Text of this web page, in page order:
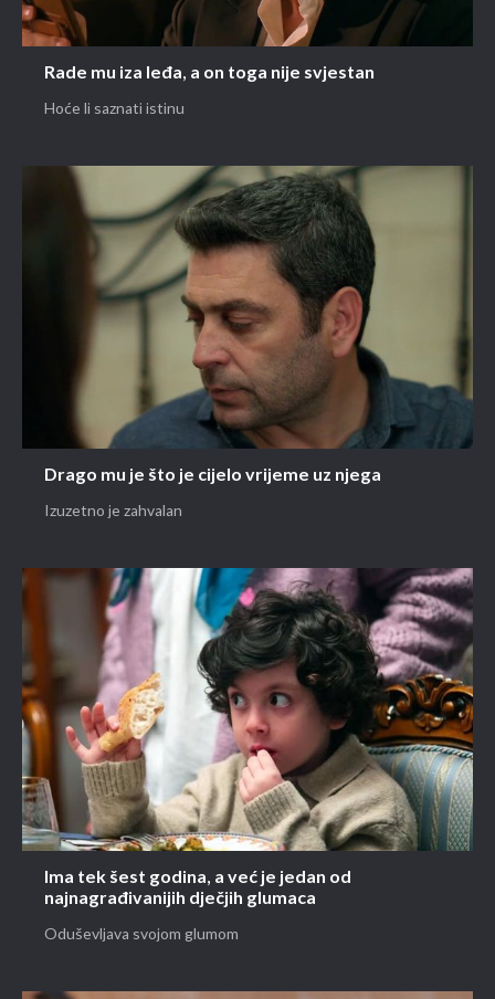
Rade mu iza leđa, a on toga nije svjestan
Hoće li saznati istinu
Drago mu je što je cijelo vrijeme uz njega
Izuzetno je zahvalan
Ima tek šest godina, a već je jedan od
najnagrađivanijih dječjih glumaca
Oduševljava svojom glumom